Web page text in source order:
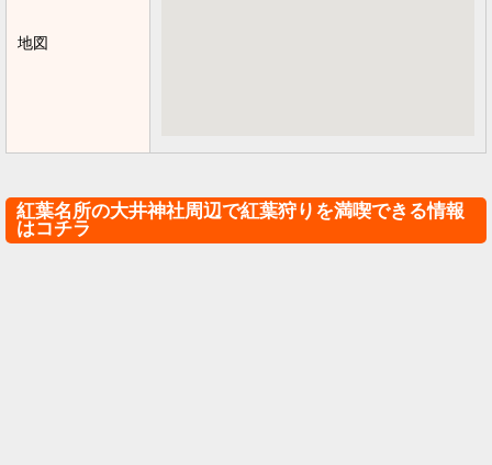
地図
紅葉名所の大井神社周辺で紅葉狩りを満喫できる情報
はコチラ